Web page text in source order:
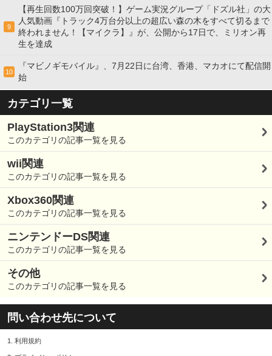
9
【再生回数100万回突破！】ゲーム実況グループ「ドズル社」の大
人気動画『トラック4万台分以上の超広い森の木をすべて切るまで
終われません！【マイクラ】』が、公開から17日で、ミリオン再
生を達成
10
『マビノギモバイル』、7月22日に台湾、香港、マカオにて配信開
始
カテゴリ一覧
PlayStation3関連
このカテゴリの記事一覧を見る
wii関連
このカテゴリの記事一覧を見る
Xbox360関連
このカテゴリの記事一覧を見る
ニンテンドーDS関連
このカテゴリの記事一覧を見る
その他
このカテゴリの記事一覧を見る
問い合わせ先について
1. 利用規約